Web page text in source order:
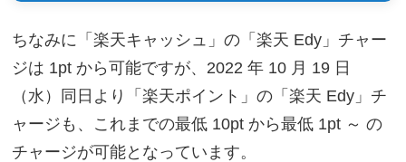
ちなみに「楽天キャッシュ」の「楽天 Edy」チャー
ジは 1pt から可能ですが、2022 年 10 月 19 日
（水）同日より「楽天ポイント」の「楽天 Edy」チ
ャージも、これまでの最低 10pt から最低 1pt ～ の
チャージが可能となっています。